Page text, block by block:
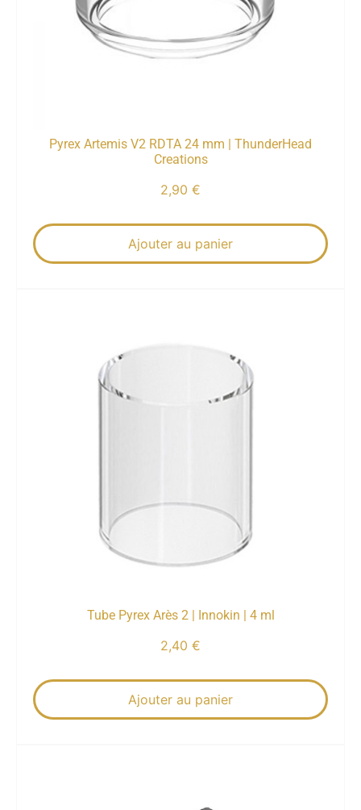
Pyrex Artemis V2 RDTA 24 mm | ThunderHead
Creations
2,90 €
Ajouter au panier
Tube Pyrex Arès 2 | Innokin | 4 ml
2,40 €
Ajouter au panier